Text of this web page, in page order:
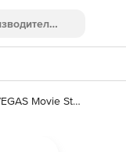
VEGAS Movie Studio 17 Suite